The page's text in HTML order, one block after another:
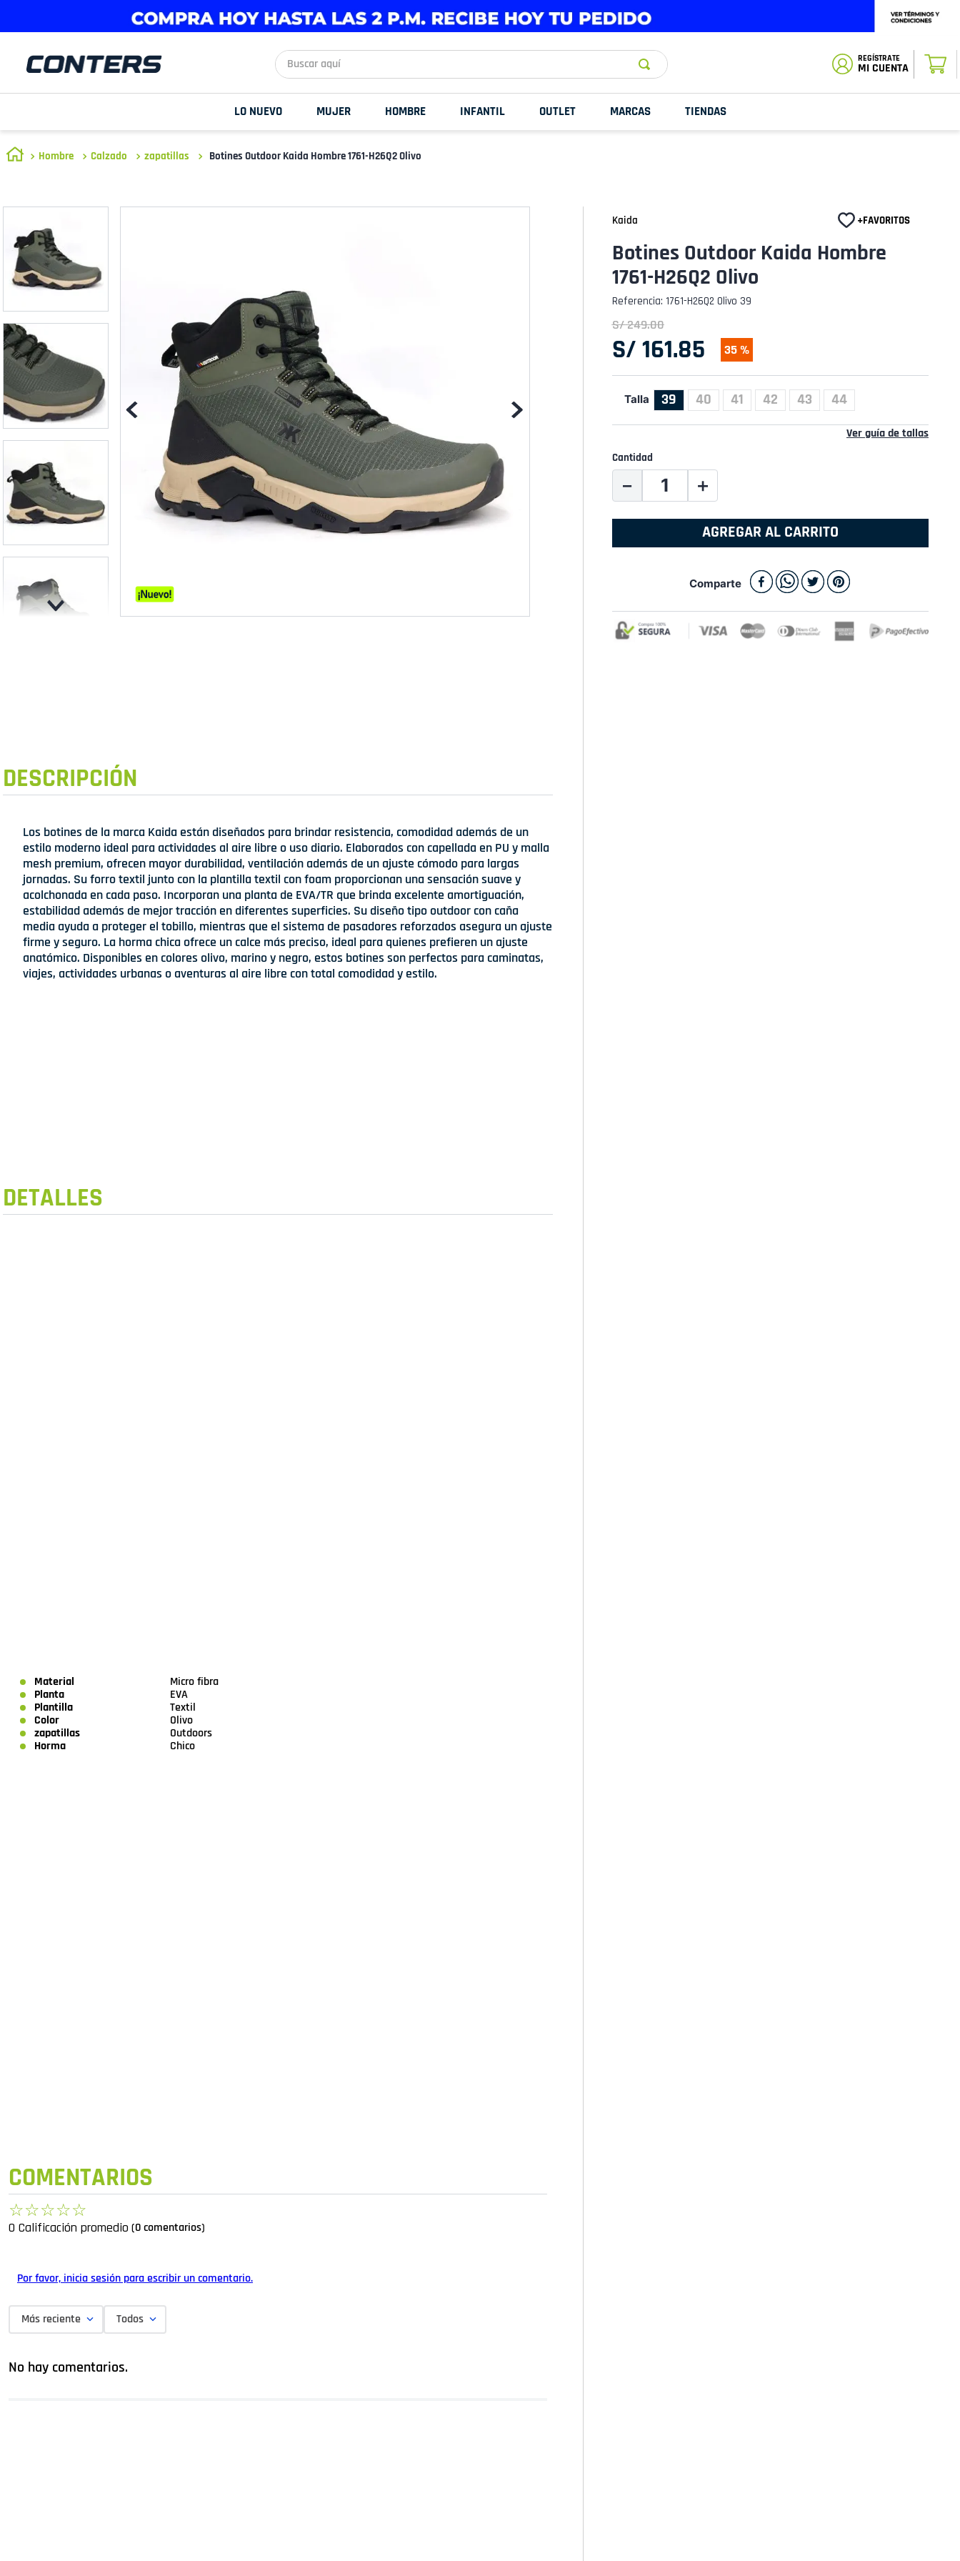
Buscar aquí
MI CUENTA
LO NUEVO MUJER HOMBRE INFANTIL OUTLET MARCAS TIENDAS
Hombre Calzado zapatillas Botines Outdoor Kaida Hombre 1761-H26Q2 Olivo
DESCRIPCIÓN
Los botines de la marca Kaida están diseñados para brindar resistencia, comodidad además de un
estilo moderno ideal para actividades al aire libre o uso diario. Elaborados con capellada en PU y malla
mesh premium, ofrecen mayor durabilidad, ventilación además de un ajuste cómodo para largas
jornadas. Su forro textil junto con la plantilla textil con foam proporcionan una sensación suave y
acolchonada en cada paso. Incorporan una planta de EVA/TR que brinda excelente amortiguación,
estabilidad además de mejor tracción en diferentes superficies. Su diseño tipo outdoor con caña
media ayuda a proteger el tobillo, mientras que el sistema de pasadores reforzados asegura un ajuste
firme y seguro. La horma chica ofrece un calce más preciso, ideal para quienes prefieren un ajuste
anatómico. Disponibles en colores olivo, marino y negro, estos botines son perfectos para caminatas,
viajes, actividades urbanas o aventuras al aire libre con total comodidad y estilo.
DETALLES
Material
Micro fibra
Planta
EVA
Plantilla
Textil
Color
Olivo
zapatillas
Outdoors
Horma
Chico
COMENTARIOS
☆☆☆☆☆
0 Calificación promedio (0 comentarios)
Por favor, inicia sesión para escribir un comentario.
Más reciente Todos
No hay comentarios.
Kaida
Botines Outdoor Kaida Hombre
1761-H26Q2 Olivo
Referencia: 1761-H26Q2 Olivo 39
S/249.00
S/ 161.85 35 %
Talla 39 40 41 42 43 44
Ver guía de tallas
Cantidad
＋
－
AGREGAR AL CARRITO
Comparte